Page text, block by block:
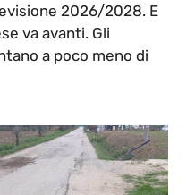
2026/2028. E
va avanti. Gli
a poco meno di